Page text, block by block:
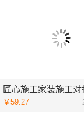
￥59.27